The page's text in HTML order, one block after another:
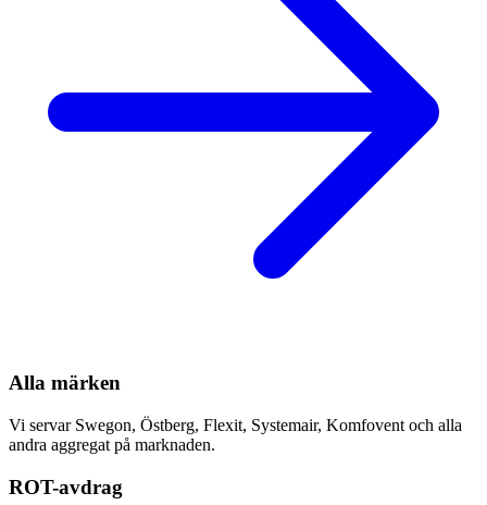
Alla märken
Vi servar Swegon, Östberg, Flexit, Systemair, Komfovent och alla
andra aggregat på marknaden.
ROT-avdrag